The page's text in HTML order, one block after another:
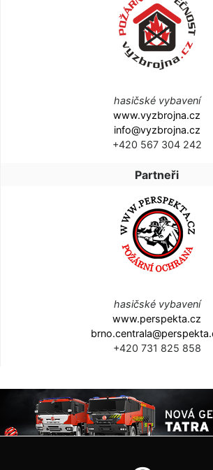
hasičské vybavení
www.vyzbrojna.cz
info@vyzbrojna.cz
+420 567 304 242
Partneři
hasičské vybavení
www.perspekta.cz
+420 731 825 858